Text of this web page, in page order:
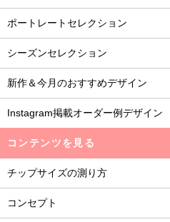
ポートレートセレクション
シーズンセレクション
新作＆今月のおすすめデザイン
Instagram掲載オーダー例デザイン
コンテンツを見る
チップサイズの測り方
コンセプト